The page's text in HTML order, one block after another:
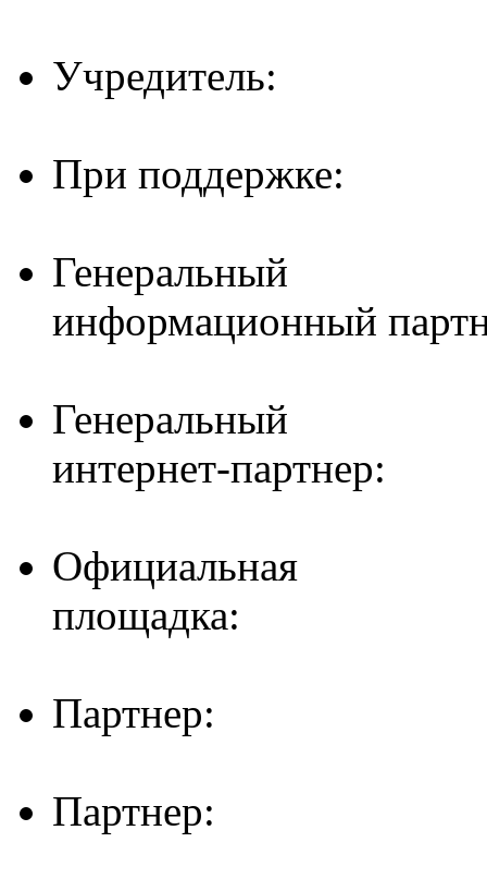
Учредитель:
При поддержке:
Генеральный
информационный
Генеральный
интернет-партнер:
Официальная
площадка:
Партнер:
Партнер: